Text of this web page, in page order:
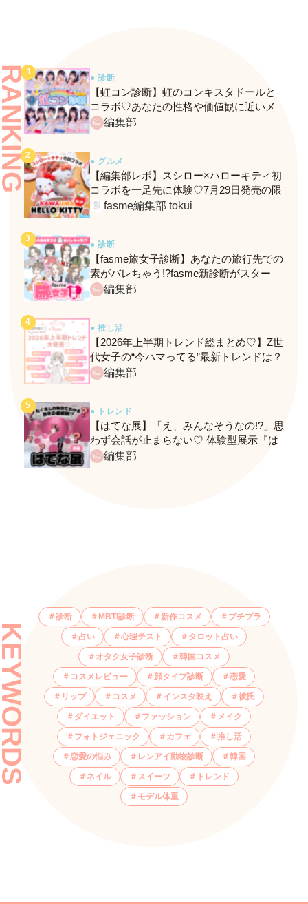
● 診断
【虹コン診断】虹のコンキスタドールと
コラボ♡あなたの性格や価値観に近いメ
ンバーがわかる、fasmeの新診断がスター
編集部
● グルメ
【編集部レポ】スシロー×ハローキティ初
コラボを一足先に体験♡7月29日発売の限
定メニュー＆グッズをレポ！
fasme編集部 tokui
● 診断
【fasme旅女子診断】あなたの旅行先での
素がバレちゃう!?fasme新診断がスター
ト！編集部
● 推し活
【2026年上半期トレンド総まとめ♡】Z世
代女子の“今ハマってる”最新トレンドは？
ネクストバズ予報もチェック♪
編集部
● トレンド
【はてな展】「え、みんなそうなの!?」思
わず会話が止まらない♡ 体験型展示『は
てな展』に行ってきたレポ
編集部
診断 MBTI診断 新作コスメ プチプラ
占い 心理テスト タロット占い
オタク女子診断 韓国コスメ
コスメレビュー 顔タイプ診断 恋愛
リップ コスメ インスタ映え 彼氏
ダイエット ファッション メイク
フォトジェニック カフェ 推し活
恋愛の悩み レンアイ動物診断 韓国
ネイル スイーツ トレンド
モデル体重